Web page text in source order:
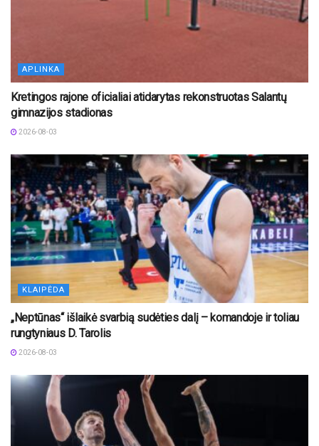
APLINKA
Kretingos rajone oficialiai atidarytas rekonstruotas Salantų
gimnazijos stadionas
2026-08-03
KLAIPĖDA
„Neptūnas“ išlaikė svarbią sudėties dalį – komandoje ir toliau
rungtyniaus D. Tarolis
2026-08-03